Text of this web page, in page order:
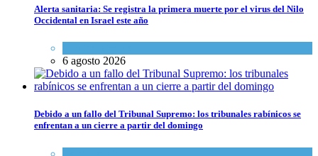
Alerta sanitaria: Se registra la primera muerte por el virus del Nilo
Occidental en Israel este año
6 agosto 2026
Debido a un fallo del Tribunal Supremo: los tribunales rabínicos se
enfrentan a un cierre a partir del domingo